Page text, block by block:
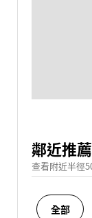
鄰近推
查看附近半徑
全部